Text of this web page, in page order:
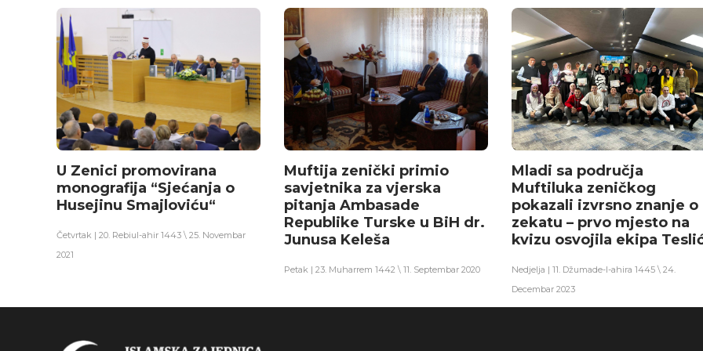
U Zenici promovirana
monografija “Sjećanja o
Husejinu Smajloviću“
Četvrtak | 20. Rebiul-ahir 1443 \ 25. Novembar
2021
Muftija zenički primio
savjetnika za vjerska
pitanja Ambasade
Republike Turske u BiH dr.
Junusa Keleša
Petak | 23. Muharrem 1442 \ 11. Septembar 2020
Mladi sa područja
Muftiluka zeničkog
pokazali izvrsno znanje o
zekatu – prvo mjesto na
kvizu osvojila ekipa
Nedjelja | 11. Džumade-l-ahira 1445 \ 24.
Decembar 2023